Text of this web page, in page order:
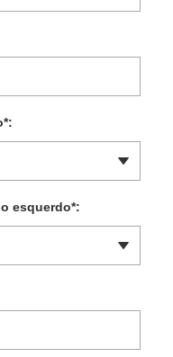
*:
esquerdo*: